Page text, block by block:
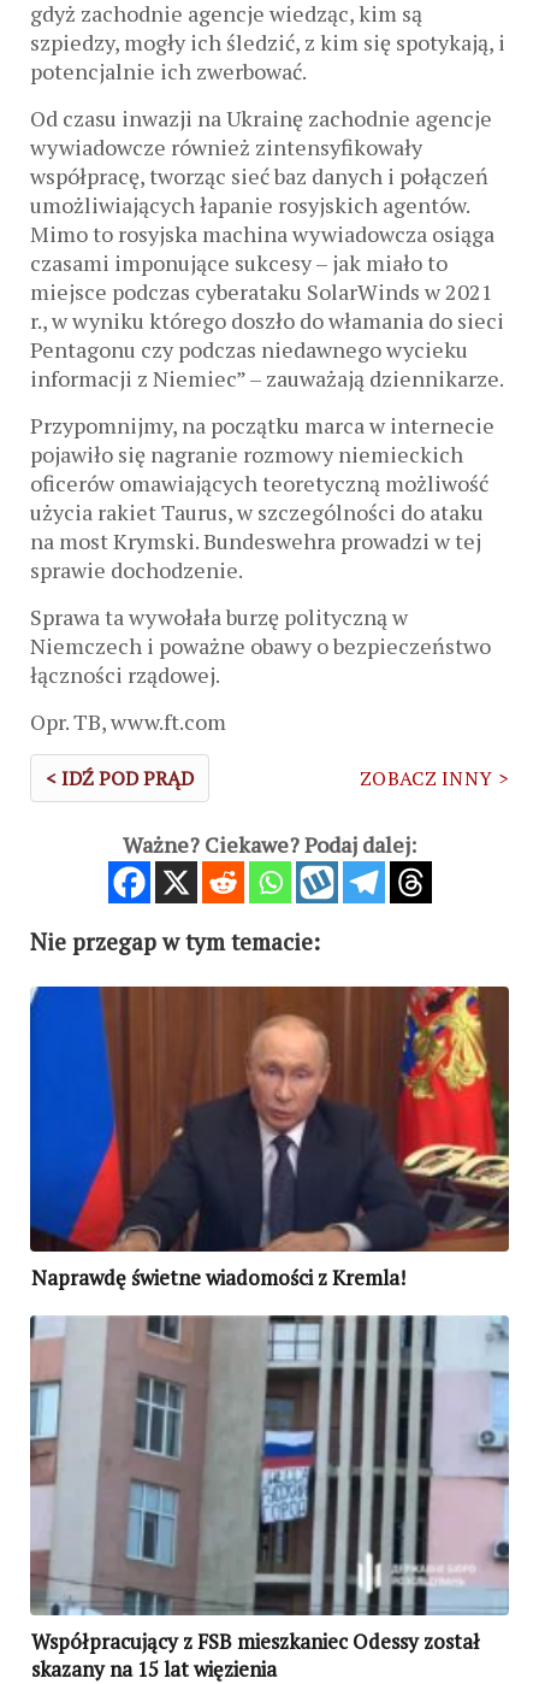
gdyż zachodnie agencje wiedząc, kim są
szpiedzy, mogły ich śledzić, z kim się spotykają, i
potencjalnie ich zwerbować.
Od czasu inwazji na Ukrainę zachodnie agencje
wywiadowcze również zintensyfikowały
współpracę, tworząc sieć baz danych i połączeń
umożliwiających łapanie rosyjskich agentów.
Mimo to rosyjska machina wywiadowcza osiąga
czasami imponujące sukcesy – jak miało to
miejsce podczas cyberataku SolarWinds w 2021
r., w wyniku którego doszło do włamania do sieci
Pentagonu czy podczas niedawnego wycieku
informacji z Niemiec” – zauważają dziennikarze.
Przypomnijmy, na początku marca w internecie
pojawiło się nagranie rozmowy niemieckich
oficerów omawiających teoretyczną możliwość
użycia rakiet Taurus, w szczególności do ataku
na most Krymski. Bundeswehra prowadzi w tej
sprawie dochodzenie.
Sprawa ta wywołała burzę polityczną w
Niemczech i poważne obawy o bezpieczeństwo
łączności rządowej.
Opr. TB, www.ft.com
< IDŹ POD PRĄD ZOBACZ INNY >
Ważne? Ciekawe? Podaj dalej:
Nie przegap w tym temacie:
Naprawdę świetne wiadomości z Kremla!
Współpracujący z FSB mieszkaniec Odessy został
skazany na 15 lat więzienia